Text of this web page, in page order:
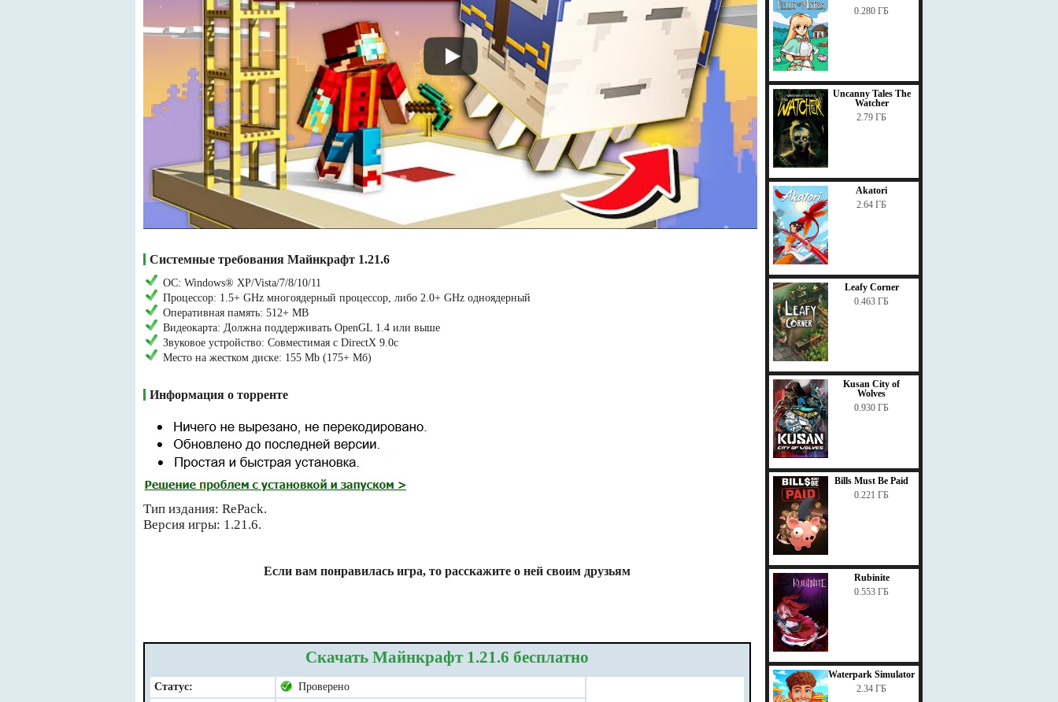
Системные требования Майнкрафт 1.21.6
ОС: Windows® XP/Vista/7/8/10/11
Процессор: 1.5+ GHz многоядерный процессор, либо 2.0+ GHz одноядерный
Оперативная память: 512+ MB
Видеокарта: Должна поддерживать OpenGL 1.4 или выше
Звуковое устройство: Совместимая с DirectX 9.0c
Место на жестком диске: 155 Mb (175+ Мб)
Информация о торренте
Тип издания: RePack.
Версия игры: 1.21.6.
Если вам понравилась игра, то расскажите о ней своим друзьям
Скачать Майнкрафт 1.21.6 бесплатно
Статус: Проверено
0.280 ГБ
Uncanny Tales The
Watcher
2.79 ГБ
Akatori
2.64 ГБ
Leafy Corner
0.463 ГБ
Kusan City of
Wolves
0.930 ГБ
Bills Must Be Paid
0.221 ГБ
Rubinite
0.553 ГБ
Waterpark Simulator
2.34 ГБ